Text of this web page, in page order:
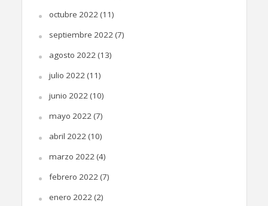
octubre 2022(11)
septiembre 2022(7)
agosto 2022(13)
julio 2022(11)
junio 2022(10)
mayo 2022(7)
abril 2022(10)
marzo 2022(4)
febrero 2022(7)
enero 2022(2)